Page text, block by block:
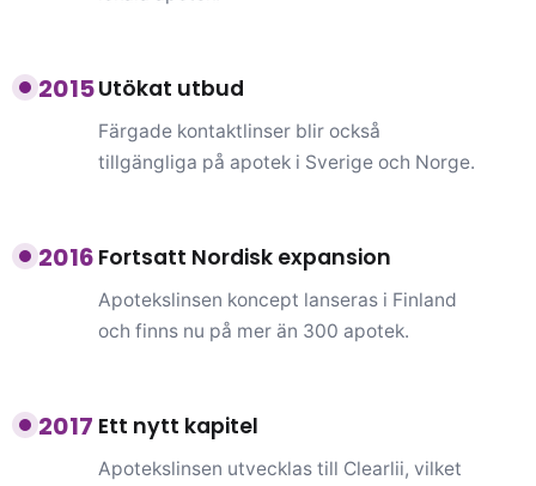
2015Utökat utbud
Färgade kontaktlinser blir också
tillgängliga på apotek i Sverige och Norge.
2016 Fortsatt Nordisk expansion
Apotekslinsen koncept lanseras i Finland
och finns nu på mer än 300 apotek.
2017 Ett nytt kapitel
Apotekslinsen utvecklas till Clearlii, vilket